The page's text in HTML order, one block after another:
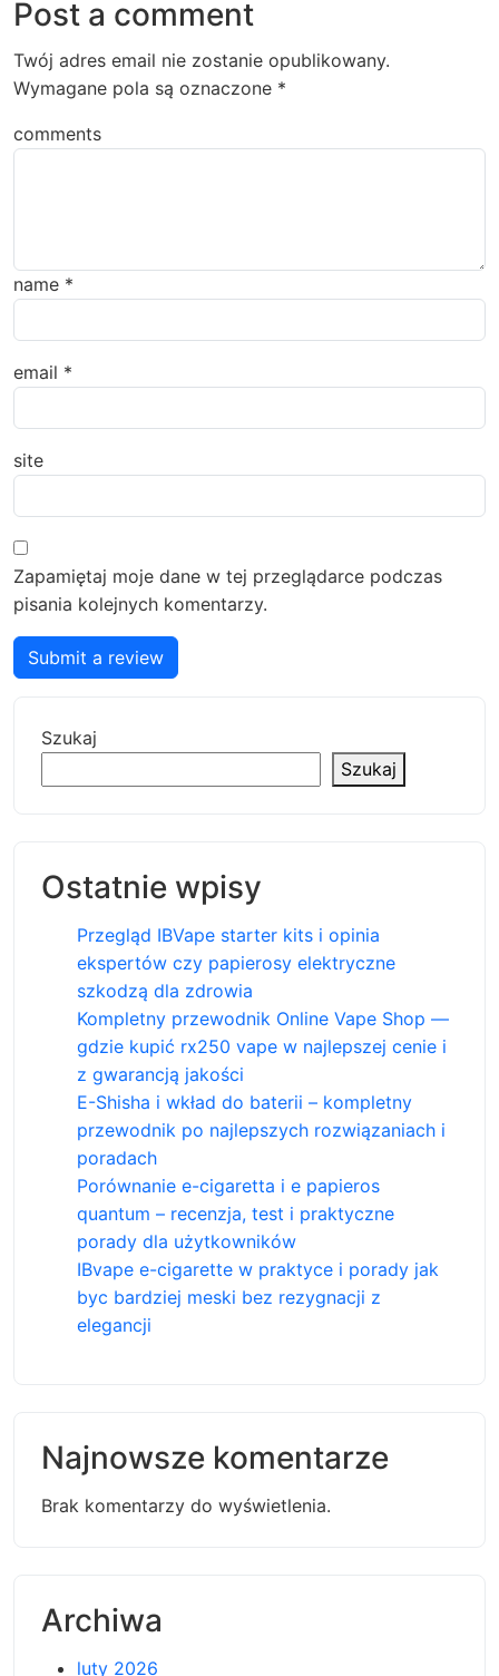
Post a comment
Twój adres email nie zostanie opublikowany.
Wymagane pola są oznaczone *
comments
name *
email *
site
Zapamiętaj moje dane w tej przeglądarce podczas
pisania kolejnych komentarzy.
Submit a review
Szukaj
Szukaj
Ostatnie wpisy
Przegląd IBVape starter kits i opinia
ekspertów czy papierosy elektryczne
szkodzą dla zdrowia
Kompletny przewodnik Online Vape Shop —
gdzie kupić rx250 vape w najlepszej cenie i
z gwarancją jakości
E-Shisha i wkład do baterii – kompletny
przewodnik po najlepszych rozwiązaniach i
poradach
Porównanie e-cigaretta i e papieros
quantum – recenzja, test i praktyczne
porady dla użytkowników
IBvape e-cigarette w praktyce i porady jak
byc bardziej meski bez rezygnacji z
elegancji
Najnowsze komentarze
Brak komentarzy do wyświetlenia.
Archiwa
luty 2026